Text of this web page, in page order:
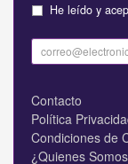
He leído y
Contacto
Política
Condiciones de
¿Quienes